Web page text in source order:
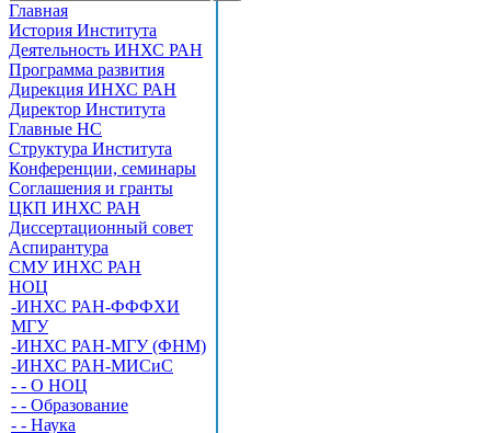
Главная
История Института
Деятельность ИНХС РАН
Программа развития
Дирекция ИНХС РАН
Директор Института
Главные НС
Структура Института
Конференции, семинары
Соглашения и гранты
ЦКП ИНХС РАН
Диссертационный совет
Аспирантура
СМУ ИНХС РАН
НОЦ
-ИНХС РАН-ФФФХИ
МГУ
-ИНХС РАН-МГУ (ФНМ)
-ИНХС РАН-МИСиС
- - О НОЦ
- - Образование
- - Наука